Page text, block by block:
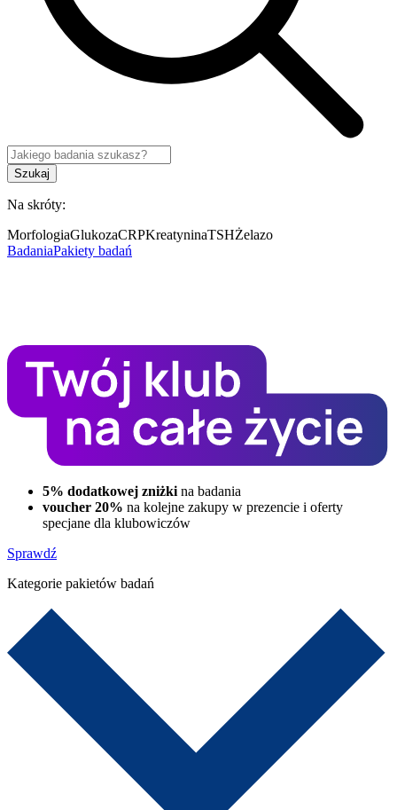
Szukaj
Na skróty:
MorfologiaGlukozaCRPKreatyninaTSHŻelazo
BadaniaPakiety badań
5% dodatkowej zniżki na badania
voucher 20% na kolejne zakupy w prezencie i oferty
specjane dla klubowiczów
Sprawdź
Kategorie pakietów badań